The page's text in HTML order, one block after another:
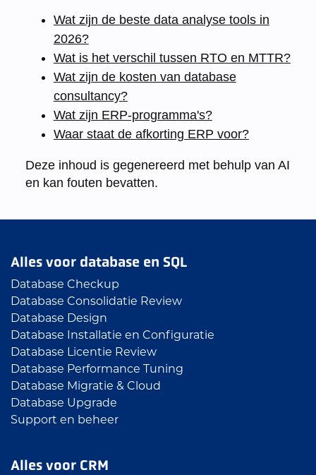
Wat zijn de beste data analyse tools in
2026?
Wat is het verschil tussen RTO en MTTR?
Wat zijn de kosten van database
consultancy?
Wat zijn ERP-programma's?
Waar staat de afkorting ERP voor?
Deze inhoud is gegenereerd met behulp van AI
en kan fouten bevatten.
Alles voor database en SQL
Database Checkup
Database Consolidatie Review
Database Design
Database Installatie en Configuratie
Database Licentie Review
Database Performance Tuning
Database Migratie & Cloud
Database Upgrade
Support en beheer
Alles voor CRM